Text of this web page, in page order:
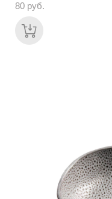
80 pуб.